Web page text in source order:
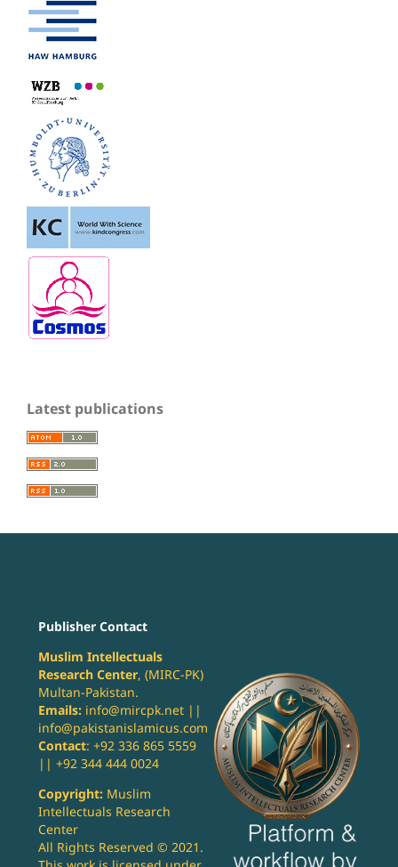
Latest publications
Publisher Contact
Muslim Intellectuals
Research Center, (MIRC-PK)
Multan-Pakistan.
Emails:info@mircpk.net ||
info@pakistanislamicus.com
Contact: +92 336 865 5559
|| +92 344 444 0024
Copyright:Muslim
Intellectuals Research
Center
All Rights Reserved © 2021.